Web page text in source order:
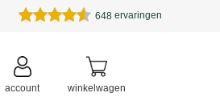
648 ervaringen
account winkelwagen